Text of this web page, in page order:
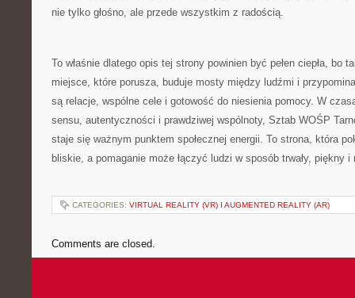
nie tylko głośno, ale przede wszystkim z radością.
To właśnie dlatego opis tej strony powinien być pełen ciepła, bo
miejsce, które porusza, buduje mosty między ludźmi i
są relacje, wspólne cele i gotowość do niesienia pomocy. W
sensu, autentyczności i prawdziwej wspólnoty, Sztab WOŚP
staje się ważnym punktem społecznej energii. To strona, która
bliskie, a pomaganie może łączyć ludzi w sposób trwały, piękny i
CATEGORIES: VIRTUAL REALITY (VR) I AUGMENTED REALITY (AR)
Comments are closed.